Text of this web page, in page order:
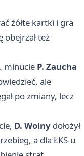
żółte kartki i gra
obejrzał też
minucie P. Zaucha
ale
po zmiany, lecz
D. Wolny dołożył
a dla ŁKS-u